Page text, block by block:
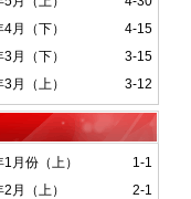
4-15
月（下）
3-15
月（下）
3-12
月（上）
1-1
月份（上）
2-1
月（上）